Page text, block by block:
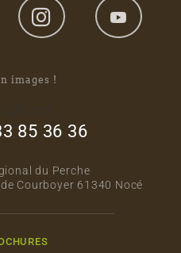
images !
85 36 36
du Perche
Courboyer 61340 Nocé